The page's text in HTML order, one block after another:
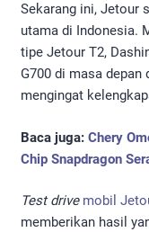
Sekarang ini, Jetour
utama di Indonesia.
tipe Jetour T2,
G700 di masa
mengingat
Baca juga: Chery
Chip Snapdragon
Test drive mobil
memberikan hasil